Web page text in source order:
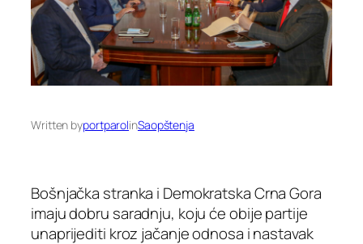
Written byportparolinSaopštenja
Bošnjačka stranka i Demokratska Crna Gora
imaju dobru saradnju, koju će obije partije
unaprijediti kroz jačanje odnosa i nastavak